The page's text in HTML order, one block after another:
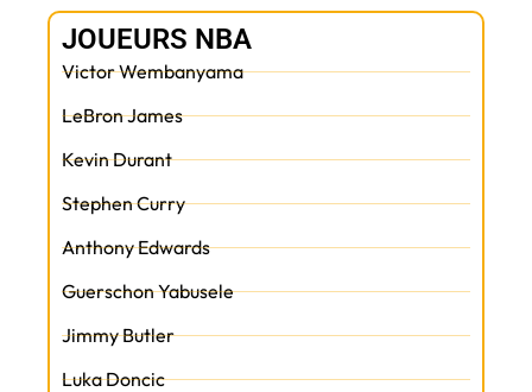
JOUEURS NBA
Victor Wembanyama
LeBron James
Kevin Durant
Stephen Curry
Anthony Edwards
Guerschon Yabusele
Jimmy Butler
Luka Doncic